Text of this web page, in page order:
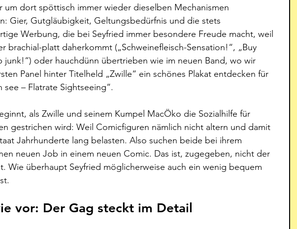
um dort spöttisch immer wieder dieselben Mechanismen
Gier, Gutgläubigkeit, Geltungsbedürfnis und die stets
Werbung, die bei Seyfried immer besondere Freude macht, weil
brachial-platt daherkommt („Schweinefleisch-Sensation!“, „Buy
junk!“) oder hauchdünn übertrieben wie im neuen Band, wo wir
Panel hinter Titelheld „Zwille“ ein schönes Plakat entdecken für
see – Flatrate Sightseeing“.
als Zwille und seinem Kumpel MacÖko die Sozialhilfe für
gestrichen wird: Weil Comicfiguren nämlich nicht altern und damit
Jahrhunderte lang belasten. Also suchen beide bei ihrem
neuen Job in einem neuen Comic. Das ist, zugegeben, nicht der
Wie überhaupt Seyfried möglicherweise auch ein wenig bequem
vor: Der Gag steckt im Detail